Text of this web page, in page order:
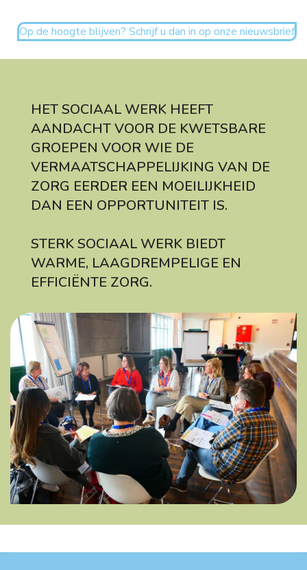
Op de hoogte blijven? Schrijf u dan in op onze nieuwsbrief
HET SOCIAAL WERK HEEFT
AANDACHT VOOR DE KWETSBARE
GROEPEN VOOR WIE DE
VERMAATSCHAPPELIJKING VAN DE
ZORG EERDER EEN MOEILIJKHEID
DAN EEN OPPORTUNITEIT IS.
STERK SOCIAAL WERK BIEDT
WARME, LAAGDREMPELIGE EN
EFFICIËNTE ZORG.